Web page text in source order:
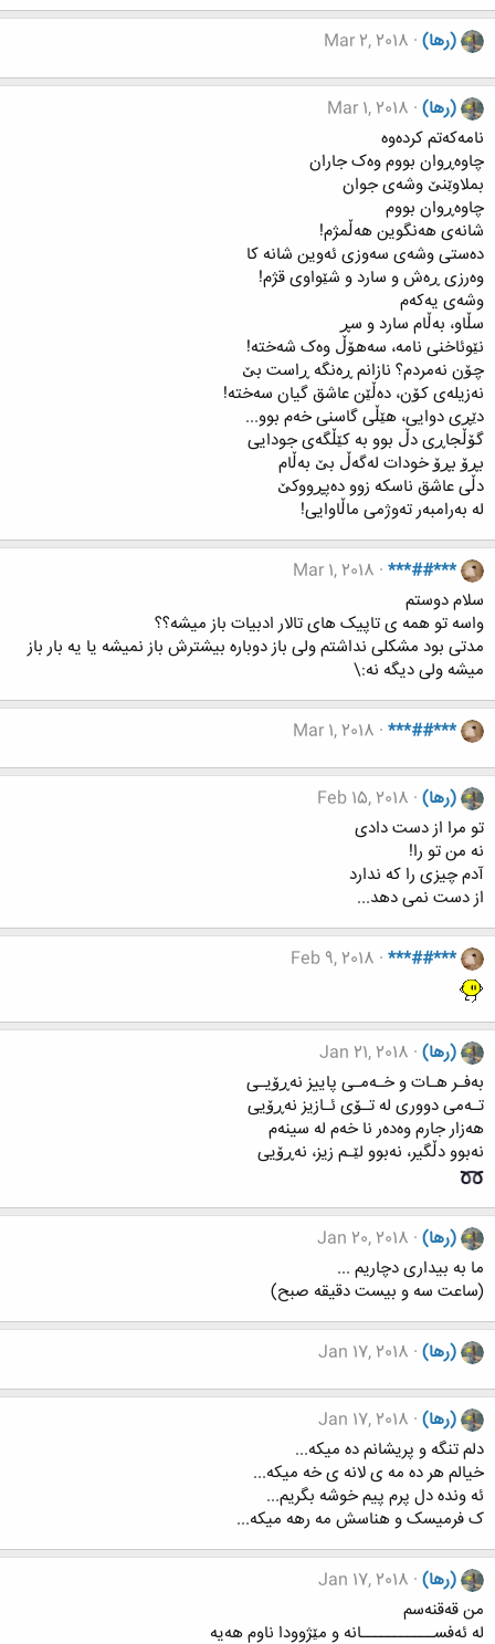
(رها) Mar 2, 2018
(رها) Mar 1, 2018
نامەکەتم کردەوە
چاوەڕوان بووم وەک جاران
بملاوێنێ وشەی جوان
چاوەڕوان بووم
شانەی هەنگوین هەڵمژم!
دەستی وشەی سەوزی ئەوین شانە کا
وەرزی ڕەش و سارد و شێواوی قژم!
وشەی یەکەم
سڵاو، بەڵام سارد و سڕ
نێوئاخنی نامە، سەهۆڵ وەک شەختە!
چۆن نەمردم؟ نازانم ڕەنگە ڕاست بێ
نەزیلەی کۆن، دەڵێن عاشق گیان سەختە!
دێڕی دوایی، هێڵی گاسنی خەم بوو...
گۆڵجاڕی دڵ بوو بە کێڵگەی جودایی
بڕۆ بڕۆ خودات لەگەڵ بێ بەڵام
دڵی عاشق ناسکه زوو دەپڕووکێ
لە بەرامبەر تەوژمی ماڵاوایی!
***##***
Mar 1, 2018
سلام دوستم
واسه تو همه ی تاپیک های تالار ادبیات باز میشه؟؟
مدتی بود مشکلی نداشتم ولی باز دوباره بیشترش باز نمیشه یا یه بار باز
میشه ولی دیگه نه:\
***##***
Mar 1, 2018
(رها) Feb 15, 2018
تو مرا از دست دادی
نه من تو را!
آدم چیزی را که ندارد
از دست نمی دهد...
***##***
Feb 9, 2018
(رها) Jan 21, 2018
بەفـر هـات و خـەمـی پاییز نەڕۆیـی
تـەمی دووری لە تـۆی ئـازیز نەڕۆیی
هەزار جارم وەدەر نا خەم لە سینەم
نەبوو دڵگیر، نەبوو لێـم زیز، نەڕۆیی
(رها) Jan 20, 2018
ما به بیداری دچاریم ...
(ساعت سه و بیست دقیقه صبح)
(رها) Jan 17, 2018
(رها) Jan 17, 2018
دلم تنگه و پریشانم ده میکه...
خیالم هر ده مه ی لانه ی خه میکه...
ئه ونده دل پرم پیم خوشه بگریم...
ک فرمیسک و هناسش مه رهه میکه...
(رها) Jan 17, 2018
من قەقنەسم
لە ئەفســـــــــــانه و مێژوودا ناوم هەیە